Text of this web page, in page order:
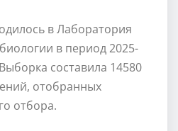
в Лаборатория
в период 2025-
составила 14580
отобранных
отбора.